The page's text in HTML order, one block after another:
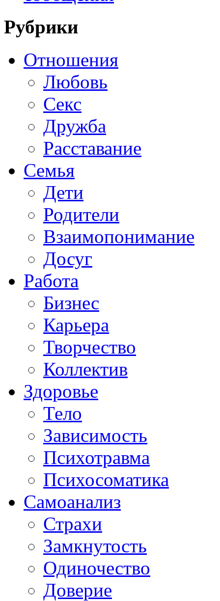
Рубрики
Отношения
Любовь
Секс
Дружба
Расставание
Семья
Дети
Родители
Взаимопонимание
Досуг
Работа
Бизнес
Карьера
Творчество
Коллектив
Здоровье
Тело
Зависимость
Психотравма
Психосоматика
Самоанализ
Страхи
Замкнутость
Одиночество
Доверие